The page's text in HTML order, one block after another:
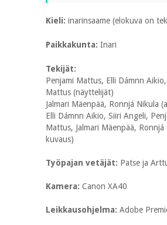
Kieli: inarinsaame (elokuva on
Paikkakunta: Inari
Tekijät:
Penjami Mattus, Elli Dámnn
Mattus (näyttelijät)
Jalmari Mäenpää, Ronnjá Nikula
Elli Dámnn Aikio, Siiri Angeli,
Mattus, Jalmari Mäenpää,
kuvaus)
Työpajan vetäjät: Patse ja
Kamera: Canon XA40
Leikkausohjelma: Adobe